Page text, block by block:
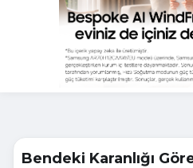
Bendeki Karanlığı